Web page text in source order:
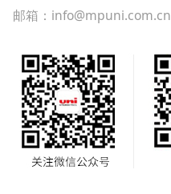
邮箱：info@mpuni.com.cn